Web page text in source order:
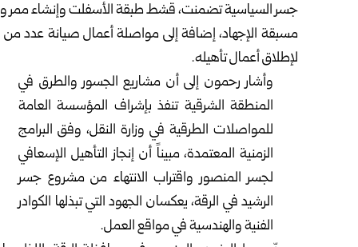
جسر السياسية تضمنت، قشط طبقة الأسفلت وإنشاء ممر وصول
مسبقة الإجهاد، إضافة إلى مواصلة أعمال صيانة عدد من
لإطلاق أعمال تأهيله.
وأشار رحمون إلى أن مشاريع الجسور والطرق في
المنطقة الشرقية تنفذ بإشراف المؤسسة العامة
للمواصلات الطرقية في وزارة النقل، وفق البرامج
الزمنية المعتمدة، مبيناً أن إنجاز التأهيل الإسعافي
لجسر المنصور واقتراب الانتهاء من مشروع جسر
الرشيد في الرقة، يعكسان الجهود التي تبذلها الكوادر
الفنية والهندسية في مواقع العمل.